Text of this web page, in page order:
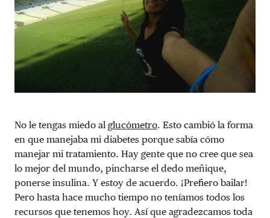
No le tengas miedo al glucómetro. Esto cambió la forma
en que manejaba mi diabetes porque sabía cómo
manejar mi tratamiento. Hay gente que no cree que sea
lo mejor del mundo, pincharse el dedo meñique,
ponerse insulina. Y estoy de acuerdo. ¡Prefiero bailar!
Pero hasta hace mucho tiempo no teníamos todos los
recursos que tenemos hoy. Así que agradezcamos toda